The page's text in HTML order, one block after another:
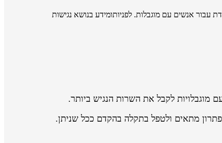
אנשים עם מוגבלות. לפניותומידע בנושא נגישות
מוגבלויות לקבל את השרות הנגיש ביותר.
מתאים ולטפל בתקלה בהקדם ככל שניתן.